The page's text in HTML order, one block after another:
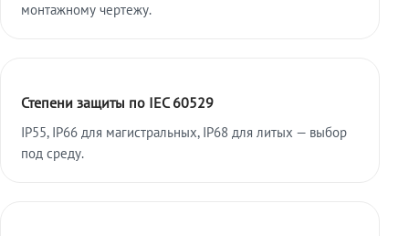
монтажному чертежу.
Степени защиты по IEC 60529
IP55, IP66 для магистральных, IP68 для литых — выбор
под среду.